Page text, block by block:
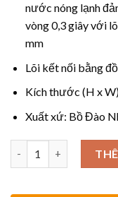
nước nóng lạnh
vòng 0,3 giây với
mm
Lõi kết nối bằng
Kích thước (H x
Xuất xứ: Bồ Đào